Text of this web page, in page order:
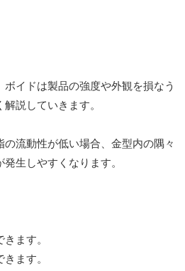
イドは製品の強度や外観を損なう
説していきます。
の流動性が低い場合、金型内の隅々
生しやすくなります。
ます。
ます。